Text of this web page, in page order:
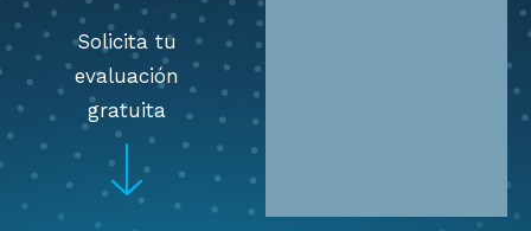
Solicita tu
evaluación
gratuita